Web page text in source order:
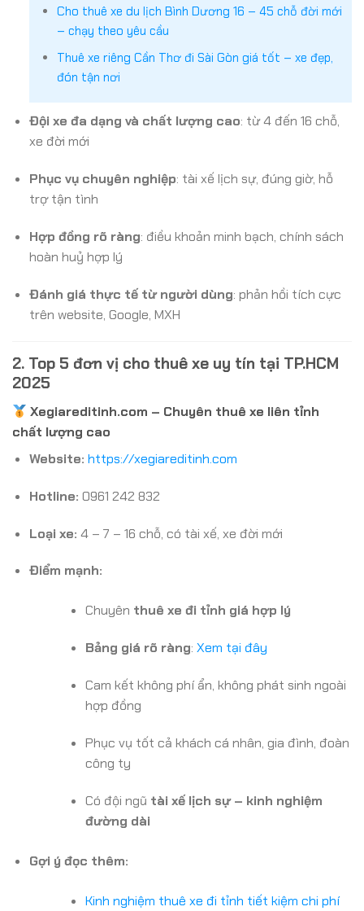
Cho thuê xe du lịch Bình Dương 16 – 45 chỗ đời mới
– chạy theo yêu cầu
Thuê xe riêng Cần Thơ đi Sài Gòn giá tốt – xe đẹp,
đón tận nơi
Đội xe đa dạng và chất lượng cao: từ 4 đến 16 chỗ,
xe đời mới
Phục vụ chuyên nghiệp: tài xế lịch sự, đúng giờ, hỗ
trợ tận tình
Hợp đồng rõ ràng: điều khoản minh bạch, chính sách
hoàn huỷ hợp lý
Đánh giá thực tế từ người dùng: phản hồi tích cực
trên website, Google, MXH
2. Top 5 đơn vị cho thuê xe uy tín tại TP.HCM
2025
Xegiareditinh.com – Chuyên thuê xe liên tỉnh
chất lượng cao
Website: https://xegiareditinh.com
Hotline: 0961 242 832
Loại xe: 4 – 7 – 16 chỗ, có tài xế, xe đời mới
Điểm mạnh:
Chuyên thuê xe đi tỉnh giá hợp lý
Bảng giá rõ ràng: Xem tại đây
Cam kết không phí ẩn, không phát sinh ngoài
hợp đồng
Phục vụ tốt cả khách cá nhân, gia đình, đoàn
công ty
Có đội ngũ tài xế lịch sự – kinh nghiệm
đường dài
Gợi ý đọc thêm:
Kinh nghiệm thuê xe đi tỉnh tiết kiệm chi phí